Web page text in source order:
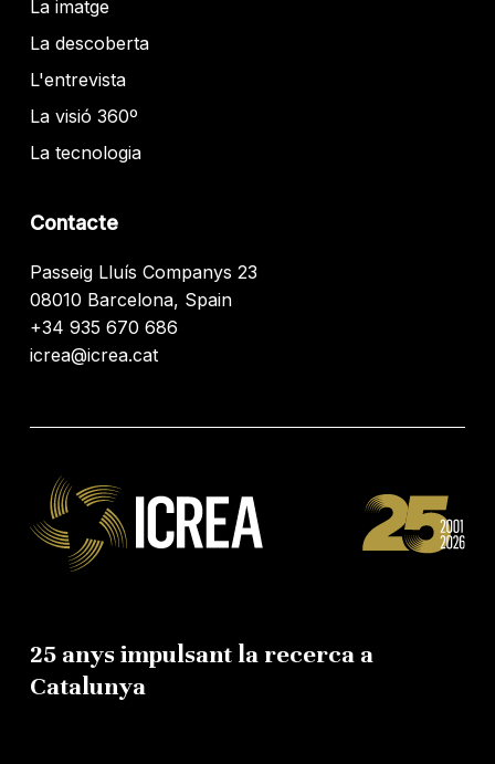
La imatge
La descoberta
L'entrevista
La visió 360º
La tecnologia
Contacte
Passeig Lluís Companys 23
08010 Barcelona, Spain
+34 935 670 686
icrea@icrea.cat
25 anys impulsant la recerca a
Catalunya